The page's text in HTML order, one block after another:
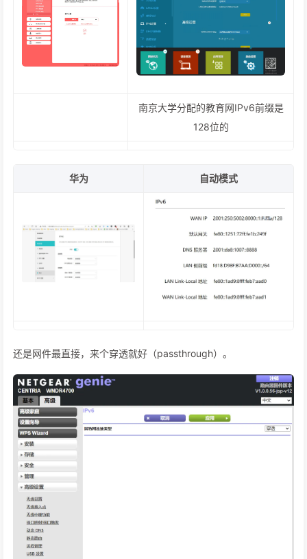
南京大学分配的教育网IPv6前缀是
128位的
华为 自动模式
还是网件最直接，来个穿透就好（passthrough）。